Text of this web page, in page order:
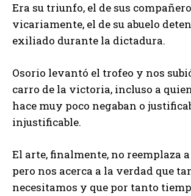
Era su triunfo, el de sus
vicariamente, el de su abuelo
exiliado durante la dictadura.
Osorio levantó el trofeo y nos
carro de la victoria, incluso a
hace muy poco negaban o
injustificable.
El arte, finalmente, no reemplaza
pero nos acerca a la verdad que
necesitamos y que por tanto